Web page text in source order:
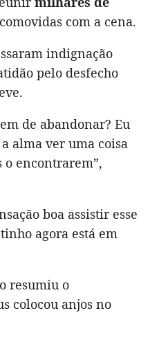
com a cena.
indignação
pelo desfecho
de abandonar? Eu
alma ver uma coisa
o encontrarem”,
boa assistir esse
agora está em
resumiu o
colocou anjos no